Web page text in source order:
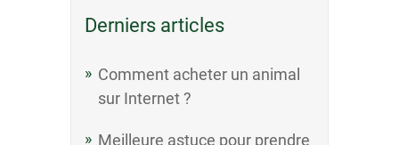
Derniers articles
Comment acheter un animal
sur Internet ?
Meilleure astuce pour prendre